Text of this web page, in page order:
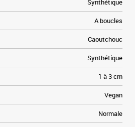
Synthétique
A boucles
Caoutchouc
Synthétique
1 à 3 cm
Vegan
Normale